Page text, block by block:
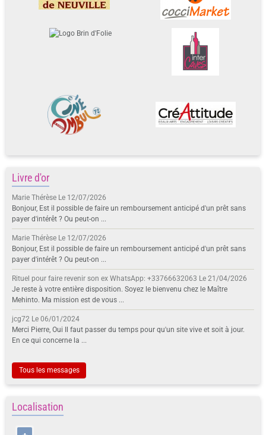
Livre d'or
Marie Thérèse Le 12/07/2026
Bonjour, Est il possible de faire un remboursement anticipé d'un prêt sans
payer d'intérêt ? Ou peut-on ...
Marie Thérèse Le 12/07/2026
Bonjour, Est il possible de faire un remboursement anticipé d'un prêt sans
payer d'intérêt ? Ou peut-on ...
Rituel pour faire revenir son ex WhatsApp: +33766632063 Le 21/04/2026
Je reste à votre entière disposition. Soyez le bienvenu chez le Maître
Mehinto. Ma mission est de vous ...
jcg72 Le 06/01/2024
Merci Pierre, Oui Il faut passer du temps pour qu'un site vive et soit à jour.
En ce qui concerne la ...
Tous les messages
Localisation